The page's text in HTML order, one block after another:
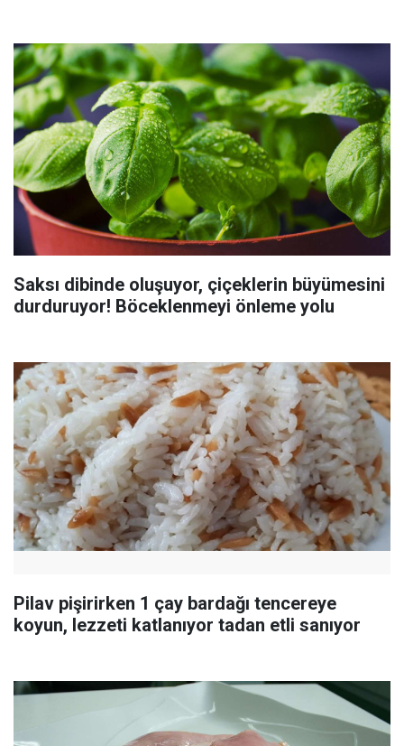
Saksı dibinde oluşuyor, çiçeklerin büyümesini
durduruyor! Böceklenmeyi önleme yolu
Pilav pişirirken 1 çay bardağı tencereye
koyun, lezzeti katlanıyor tadan etli sanıyor